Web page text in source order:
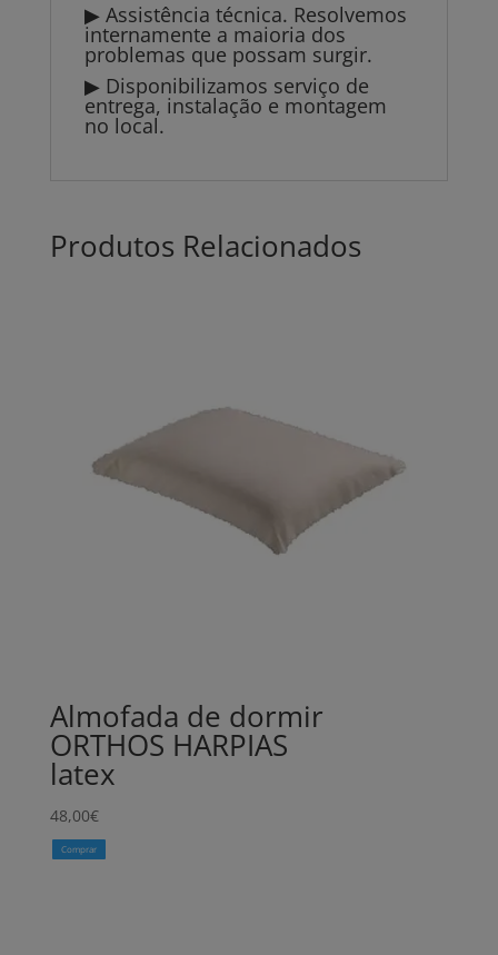
▶ Assistência técnica. Resolvemos
internamente a maioria dos
problemas que possam surgir.
▶ Disponibilizamos serviço de
entrega, instalação e montagem
no local.
Produtos Relacionados
Almofada de dormir
ORTHOS HARPIAS
latex
48,00€
Comprar